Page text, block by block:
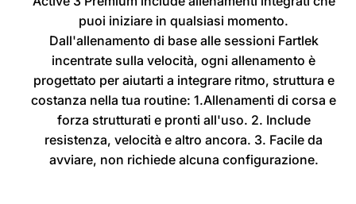
puoi iniziare in qualsiasi momento.
Dall'allenamento di base alle sessioni Fartlek
incentrate sulla velocità, ogni allenamento è
progettato per aiutarti a integrare ritmo, struttura e
costanza nella tua routine: 1.Allenamenti di corsa e
forza strutturati e pronti all'uso. 2. Include
resistenza, velocità e altro ancora. 3. Facile da
avviare, non richiede alcuna configurazione.